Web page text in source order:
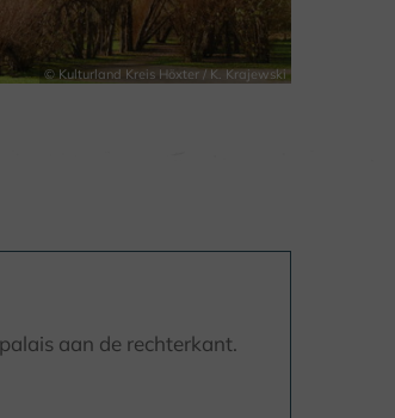
© Kulturland Kreis Höxter / K. Krajewski
aan de rechterkant.